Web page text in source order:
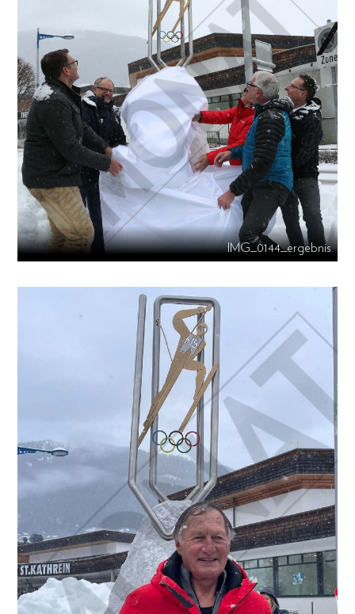
IMG_0144_ergebnis